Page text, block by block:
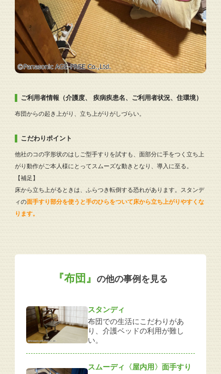
ご利用者情報（介護度、 疾病疾患名、ご利用者状況、住環境）
布団からの起き上がり、立ち上がりがしづらい。
こだわりポイント
他社のコの字形状のはしご型手すりを試すも、面部分に手をつく立ち上
がり動作がご本人様にとってスムーズな動きとなり、導入に至る。
【補足】
床から立ち上がるときは、ふらつき転倒する恐れがあります。スタンデ
ィの面手すり部分を使うと手のひらをついて床から立ち上がりやすくな
ります。
『布団』 の他の事例を見る
スタンディ
布団での生活にこだわりがあ
り、介護ベッドの利用が難し
い。
スムーディ〈屋内用〉面手すり